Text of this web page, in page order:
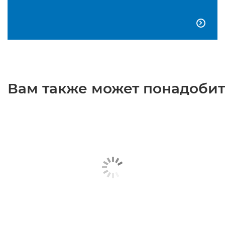

Вам также может